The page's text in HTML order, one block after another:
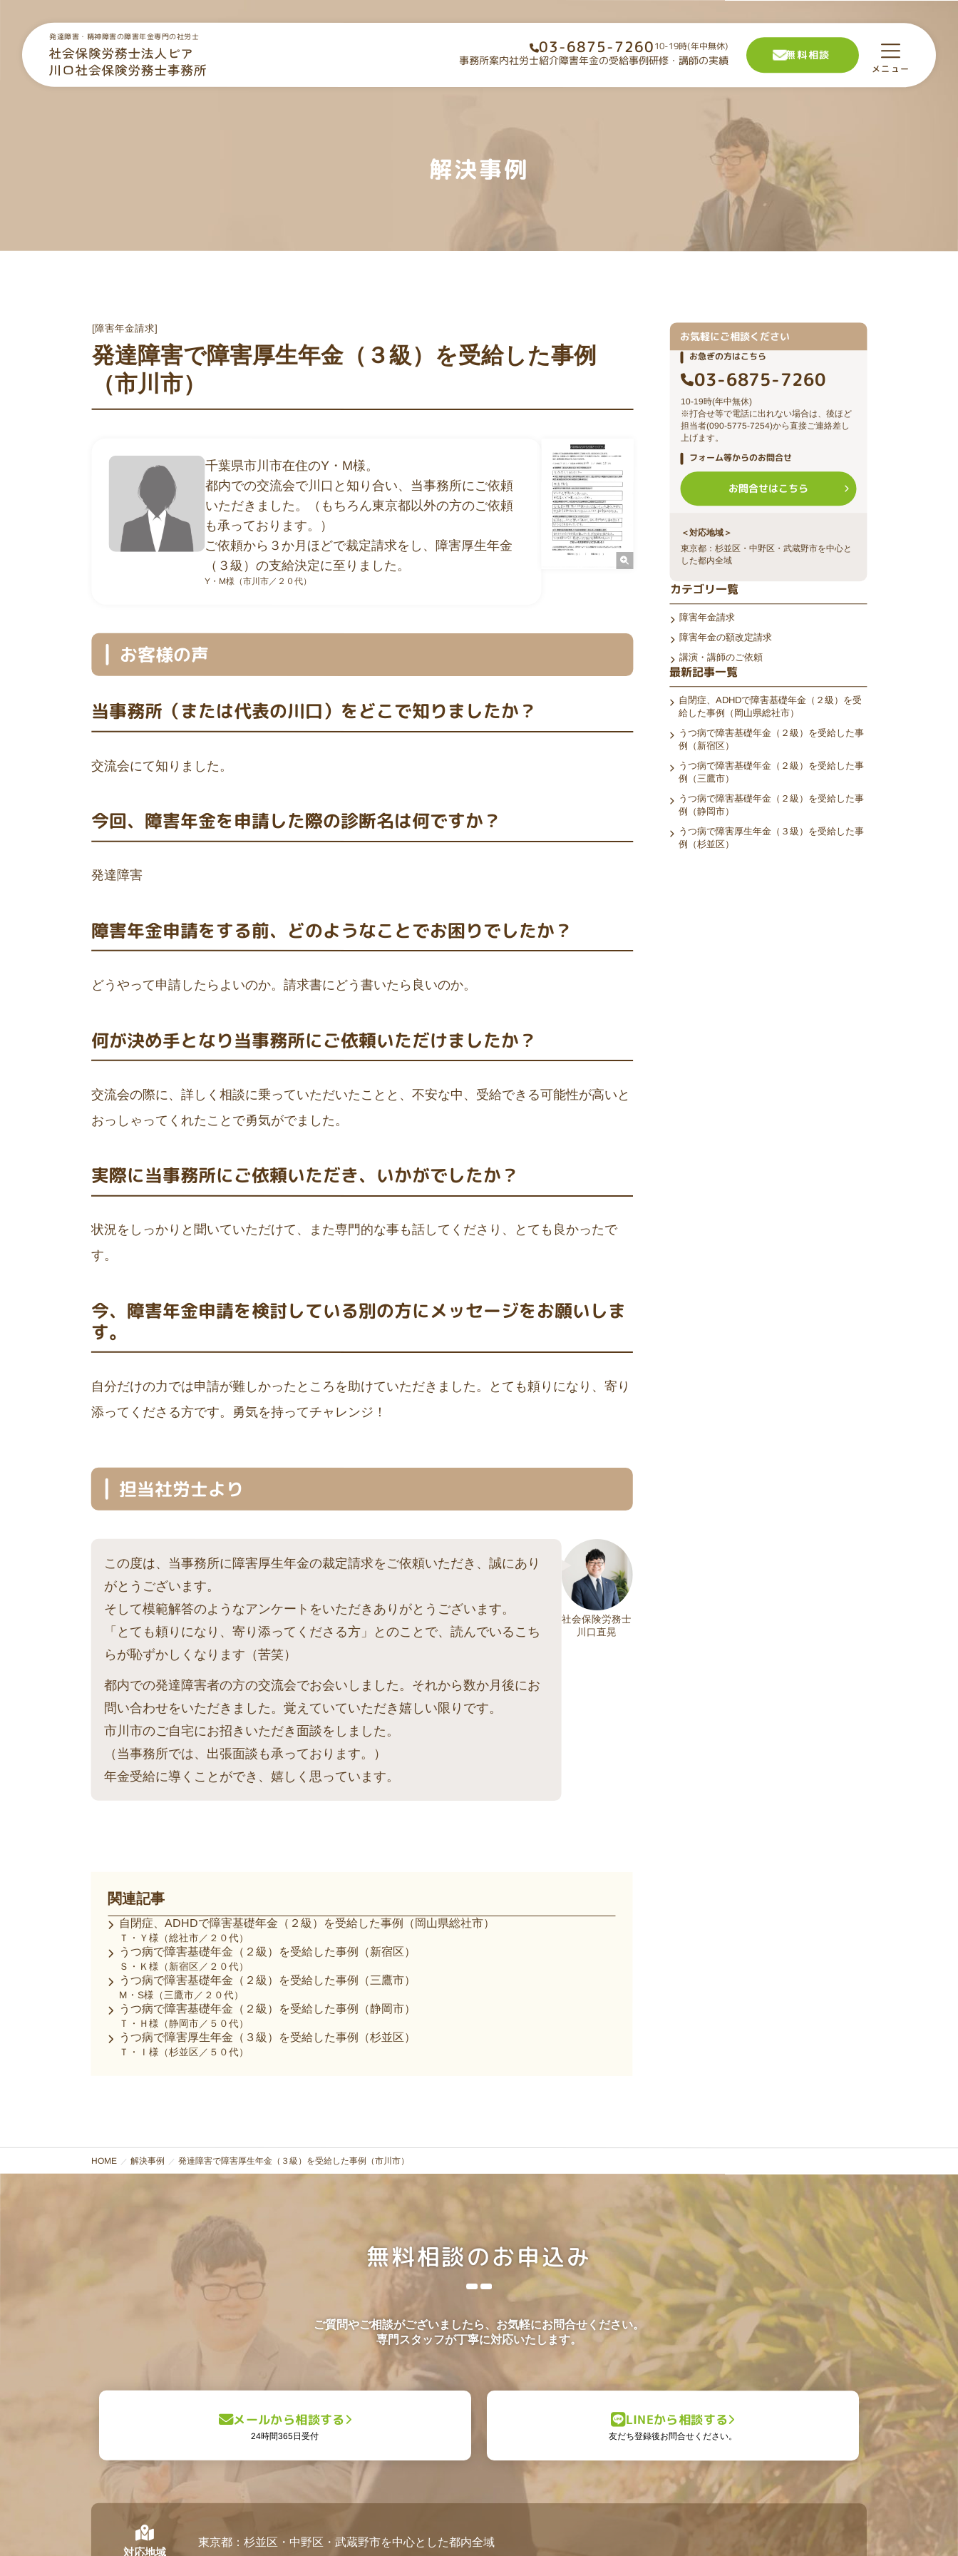
発達障害・精神障害の障害年金専門の社労士 03-6875-726010-19時(年中無休)
事務所案内社労士紹介障害年金の受給事例研修・講師の実績 無料相談
メニュー
解決事例
[障害年金請求]
発達障害で障害厚生年金（３級）を受給した事例
（市川市）
千葉県市川市在住のY・M様。
都内での交流会で川口と知り合い、当事務所にご依頼
いただきました。（もちろん東京都以外の方のご依頼
も承っております。）
ご依頼から３か月ほどで裁定請求をし、障害厚生年金
（３級）の支給決定に至りました。
Y・M様（市川市／２０代）
お客様の声
当事務所（または代表の川口）をどこで知りましたか？
交流会にて知りました。
今回、障害年金を申請した際の診断名は何ですか？
発達障害
障害年金申請をする前、どのようなことでお困りでしたか？
どうやって申請したらよいのか。請求書にどう書いたら良いのか。
何が決め手となり当事務所にご依頼いただけましたか？
交流会の際に、詳しく相談に乗っていただいたことと、不安な中、受給できる可能性が高いと
おっしゃってくれたことで勇気がでました。
実際に当事務所にご依頼いただき、いかがでしたか？
状況をしっかりと聞いていただけて、また専門的な事も話してくださり、とても良かったで
す。
今、障害年金申請を検討している別の方にメッセージをお願いしま
す。
自分だけの力では申請が難しかったところを助けていただきました。とても頼りになり、寄り
添ってくださる方です。勇気を持ってチャレンジ！
担当社労士より
この度は、当事務所に障害厚生年金の裁定請求をご依頼いただき、誠にあり
がとうございます。
そして模範解答のようなアンケートをいただきありがとうございます。
「とても頼りになり、寄り添ってくださる方」とのことで、読んでいるこち
らが恥ずかしくなります（苦笑）
都内での発達障害者の方の交流会でお会いしました。それから数か月後にお
問い合わせをいただきました。覚えていていただき嬉しい限りです。
市川市のご自宅にお招きいただき面談をしました。
（当事務所では、出張面談も承っております。）
年金受給に導くことができ、嬉しく思っています。
社会保険労務士
川口直晃
関連記事
自閉症、ADHDで障害基礎年金（２級）を受給した事例（岡山県総社市）
Ｔ・Ｙ様（総社市／２０代）
うつ病で障害基礎年金（２級）を受給した事例（新宿区）
Ｓ・Ｋ様（新宿区／２０代）
うつ病で障害基礎年金（２級）を受給した事例（三鷹市）
M・S様（三鷹市／２０代）
うつ病で障害基礎年金（２級）を受給した事例（静岡市）
Ｔ・Ｈ様（静岡市／５０代）
うつ病で障害厚生年金（３級）を受給した事例（杉並区）
Ｔ・Ｉ様（杉並区／５０代）
お気軽にご相談ください
お急ぎの方はこちら
03-6875-7260
10-19時(年中無休)
※打合せ等で電話に出れない場合は、後ほど
担当者(090-5775-7254)から直接ご連絡差し
上げます。
フォーム等からのお問合せ
お問合せはこちら
＜対応地域＞
東京都：杉並区・中野区・武蔵野市を中心と
した都内全域
カテゴリ一覧
障害年金請求
障害年金の額改定請求
講演・講師のご依頼
最新記事一覧
自閉症、ADHDで障害基礎年金（２級）を受
給した事例（岡山県総社市）
うつ病で障害基礎年金（２級）を受給した事
例（新宿区）
うつ病で障害基礎年金（２級）を受給した事
例（三鷹市）
うつ病で障害基礎年金（２級）を受給した事
例（静岡市）
うつ病で障害厚生年金（３級）を受給した事
例（杉並区）
HOME 解決事例 発達障害で障害厚生年金（３級）を受給した事例（市川市）
無料相談のお申込み
ご質問やご相談がございましたら、お気軽にお問合せください。
専門スタッフが丁寧に対応いたします。
メールから相談する
24時間365日受付
LINEから相談する
友だち登録後お問合せください。
対応地域
東京都：杉並区・中野区・武蔵野市を中心とした都内全域
トップページ 社労士紹介
障害年金の受給事例
お知らせ
メールから相談する
24時間365日受付
LINEから相談する
友だち登録後お問合せください。